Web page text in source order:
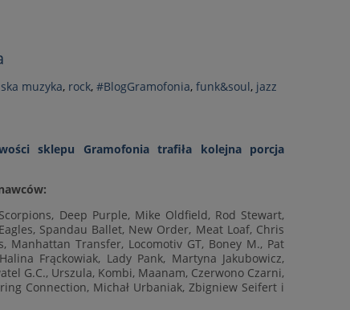
muzyka, rock, #BlogGramofonia, funk&soul, jazz
sklepu Gramofonia trafiła kolejna porcja
Deep Purple, Mike Oldfield, Rod Stewart,
Spandau Ballet, New Order, Meat Loaf, Chris
Manhattan Transfer, Locomotiv GT, Boney M., Pat
Frąckowiak, Lady Pank, Martyna Jakubowicz,
G.C., Urszula, Kombi, Maanam, Czerwono Czarni,
Connection, Michał Urbaniak, Zbigniew Seifert i